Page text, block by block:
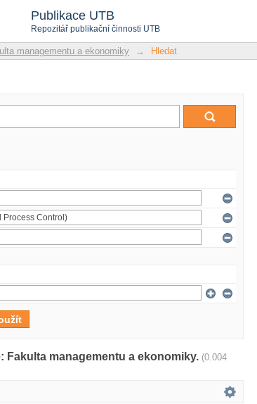
Publikace UTB
Repozitář publikační činnosti UTB
managementu a ekonomiky → Hledat
Fakulta managementu a ekonomiky. (0.004